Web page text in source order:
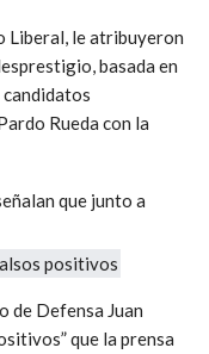
Liberal, le atribuyeron
basada en
Rueda con la
que junto a
de Defensa Juan
que la prensa